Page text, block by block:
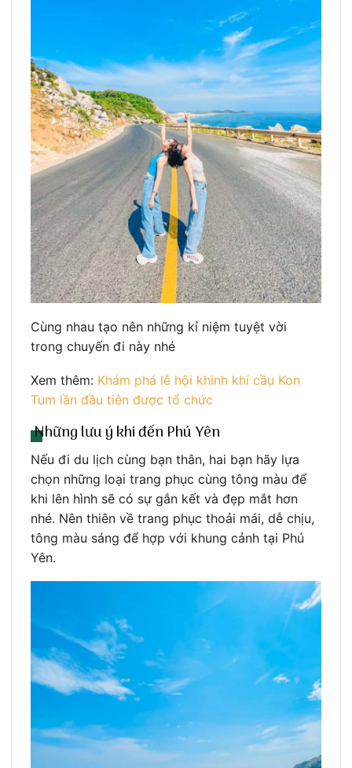
Cùng nhau tạo nên những kỉ niệm tuyệt vời
trong chuyến đi này nhé
Xem thêm: Khám phá lễ hội khinh khí cầu Kon
Tum lần đầu tiên được tổ chức
Những lưu ý khi đến Phú Yên
Nếu đi du lịch cùng bạn thân, hai bạn hãy lựa
chọn những loại trang phục cùng tông màu để
khi lên hình sẽ có sự gắn kết và đẹp mắt hơn
nhé. Nên thiên về trang phục thoải mái, dễ chịu,
tông màu sáng để hợp với khung cảnh tại Phú
Yên.